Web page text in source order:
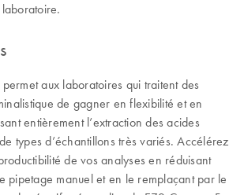
aux laboratoires qui traitent des
de gagner en flexibilité et en
entièrement l’extraction des acides
types d’échantillons très variés. Accélérez
de vos analyses en réduisant
pipetage manuel et en le remplaçant par le